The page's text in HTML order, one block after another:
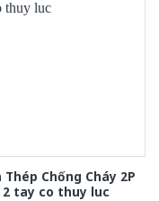
Thép Chống Cháy 2P
2 tay co thuy luc